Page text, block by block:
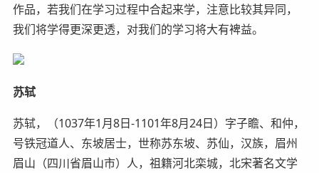
作品，若我们在学习过程中合起来学，注意比较其异同，
我们将学得更深更透，对我们的学习将大有裨益。
苏轼
苏轼，（1037年1月8日-1101年8月24日）字子瞻、和仲，
号铁冠道人、东坡居士，世称苏东坡、苏仙，汉族，眉州
眉山（四川省眉山市）人，祖籍河北栾城，北宋著名文学